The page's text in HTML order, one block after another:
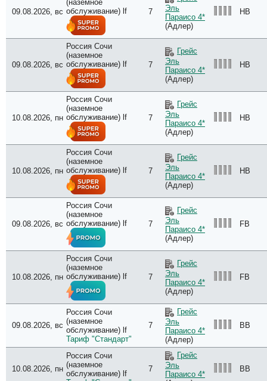
09.08.2026, вс
(наземное
обслуживание) lf
7
Эль
Параисо 4*
(Адлер)
HB
09.08.2026, вс
Россия Сочи
(наземное
обслуживание) lf
7
Грейс
Эль
Параисо 4*
(Адлер)
HB
10.08.2026, пн
Россия Сочи
(наземное
обслуживание) lf
7
Грейс
Эль
Параисо 4*
(Адлер)
HB
10.08.2026, пн
Россия Сочи
(наземное
обслуживание) lf
7
Грейс
Эль
Параисо 4*
(Адлер)
HB
09.08.2026, вс
Россия Сочи
(наземное
обслуживание) lf
7
Грейс
Эль
Параисо 4*
(Адлер)
FB
10.08.2026, пн
Россия Сочи
(наземное
обслуживание) lf
7
Грейс
Эль
Параисо 4*
(Адлер)
FB
09.08.2026, вс
Россия Сочи
(наземное
обслуживание) lf
Тариф "Стандарт"
7
Грейс
Эль
Параисо 4*
(Адлер)
BB
10.08.2026, пн
Россия Сочи
(наземное
обслуживание) lf
7
Грейс
Эль
Параисо 4*
BB